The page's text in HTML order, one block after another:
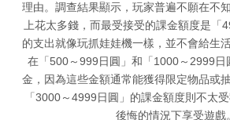
理由。調查結果顯示，玩家普遍不願在不
上花太多錢，而最受接受的課金額度是「
的支出就像玩抓娃娃機一樣，並不會給生
在「500～999日圓」和「1000～2999日
金，因為這些金額通常能獲得限定物品或
「3000～4999日圓」的課金額度則不太
後悔的情況下享受遊戲